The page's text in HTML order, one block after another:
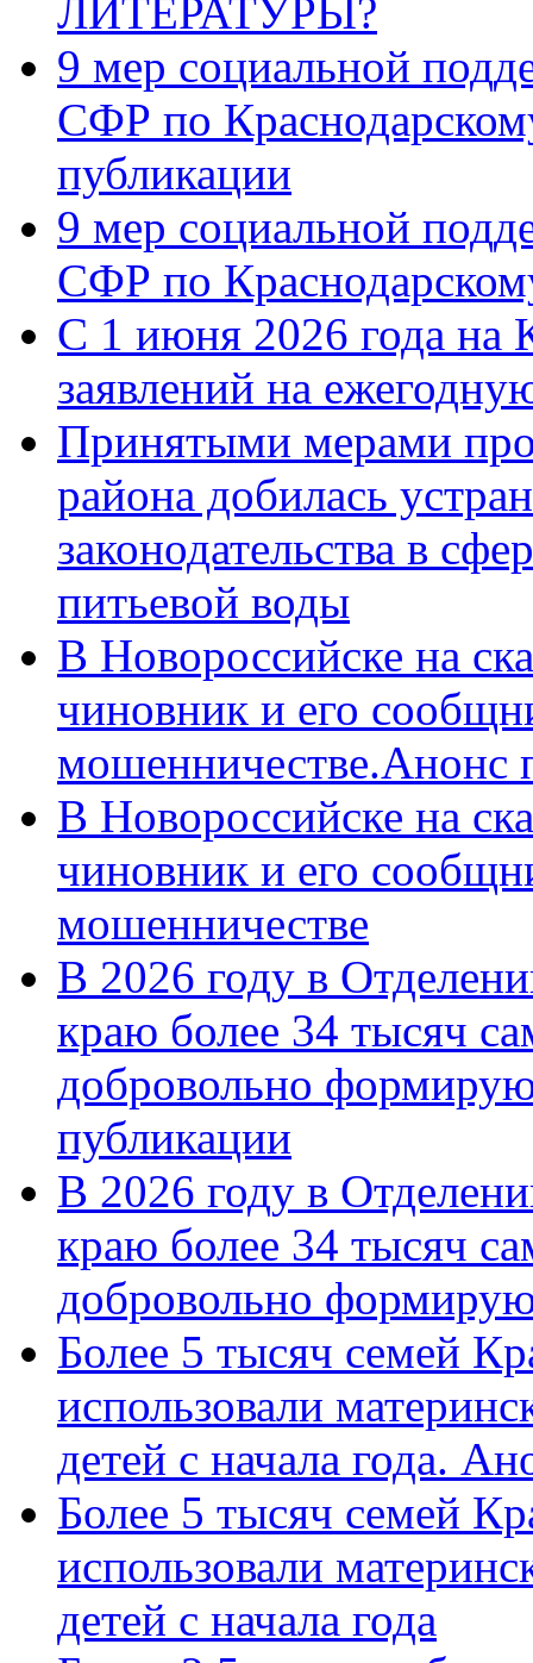
ЛИТЕРАТУРЫ?
9 мер социальной
СФР по
публикации
9 мер социальной
СФР по
С 1 июня 2026 года на
заявлений на
Принятыми мерами
района добилась
законодательства в
питьевой воды
В Новороссийске на
чиновник и его
мошенничестве.Анонс
В Новороссийске на
чиновник и его
мошенничестве
В 2026 году в
краю более 34 тысяч
добровольно
публикации
В 2026 году в
краю более 34 тысяч
добровольно
Более 5 тысяч семей
использовали
детей с начала года.
Более 5 тысяч семей
использовали
детей с начала года